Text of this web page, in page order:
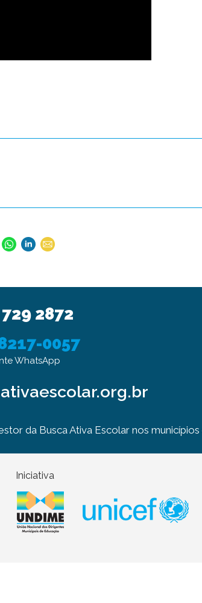
2872
0057
WhatsApp
da Busca Ativa Escolar nos municípios
Iniciativa